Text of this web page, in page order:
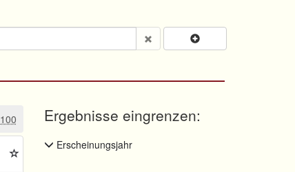
100 Ergebnisse eingrenzen:
Erscheinungsjahr